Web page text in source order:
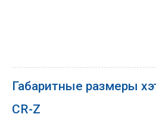
Габаритные размеры
CR-Z